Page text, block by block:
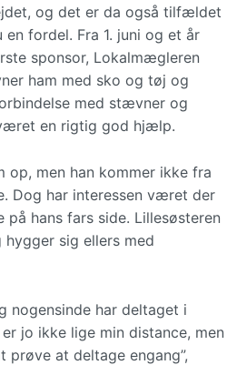
og det er da også tilfældet
fordel. Fra 1. juni og et år
sponsor, Lokalmægleren
ham med sko og tøj og
med stævner og
en rigtig god hjælp.
op, men han kommer ikke fra
Dog har interessen været der
hans fars side. Lillesøsteren
sig ellers med
nogensinde har deltaget i
jo ikke lige min distance, men
at deltage engang”,